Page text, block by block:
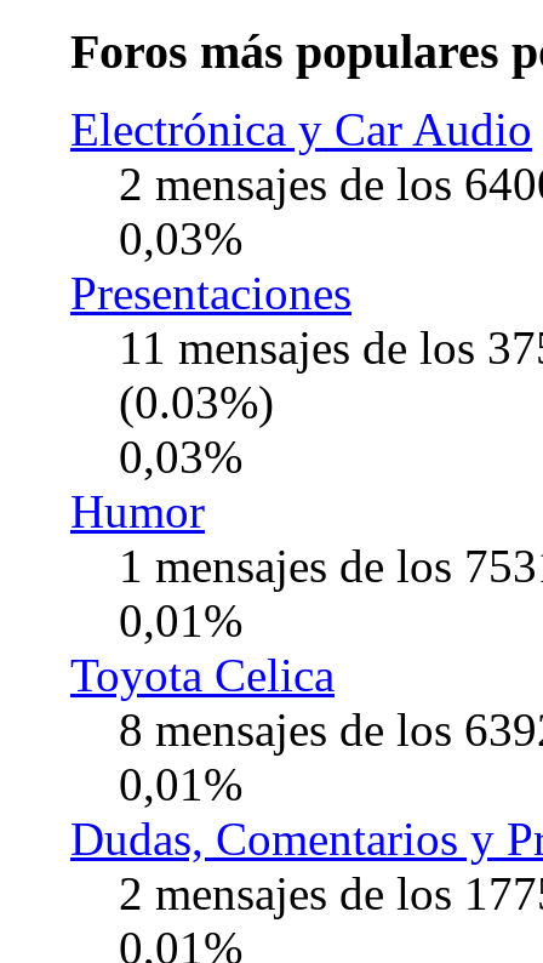
Foros más populares
Electrónica y Car Audio
2 mensajes de los
0,03%
Presentaciones
11 mensajes de los
(0.03%)
0,03%
Humor
1 mensajes de los
0,01%
Toyota Celica
8 mensajes de los
0,01%
Dudas, Comentarios y
2 mensajes de los
0,01%